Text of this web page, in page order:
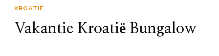
KROATIË
Vakantie Kroatië Bungalow